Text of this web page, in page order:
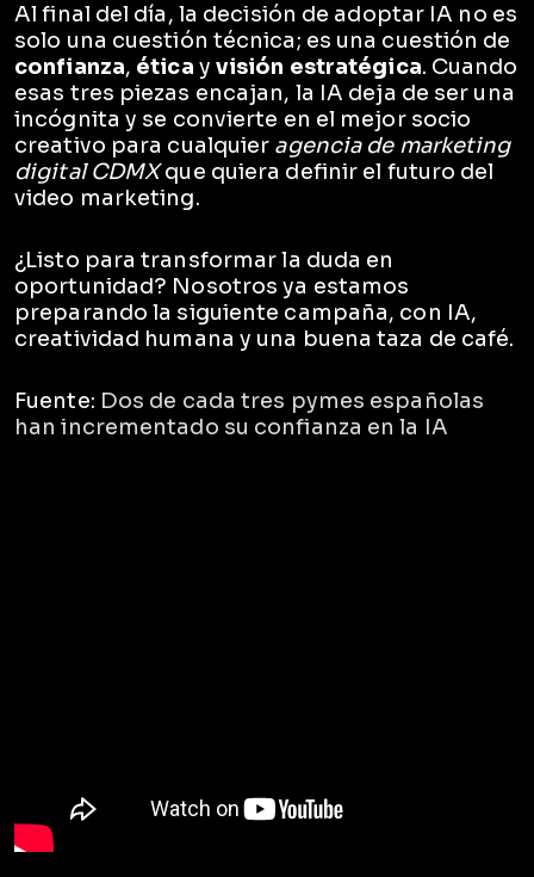
Al final del día, la decisión de adoptar IA no es
solo una cuestión técnica; es una cuestión de
confianza, ética y visión estratégica. Cuando
esas tres piezas encajan, la IA deja de ser una
incógnita y se convierte en el mejor socio
creativo para cualquier agencia de marketing
digital CDMXque quiera definir el futuro del
video marketing.
¿Listo para transformar la duda en
oportunidad? Nosotros ya estamos
preparando la siguiente campaña, con IA,
creatividad humana y una buena taza de café.
Fuente: Dos de cada tres pymes españolas
han incrementado su confianza en la IA